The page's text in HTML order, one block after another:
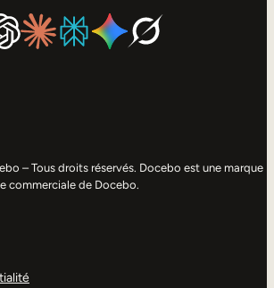
– Tous droits réservés. Docebo est une marque
commerciale de Docebo.